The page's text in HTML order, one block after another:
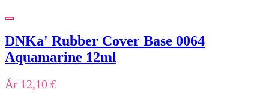
DNKa' Rubber Cover Base 0064
Aquamarine 12ml
Ár 12,10 €